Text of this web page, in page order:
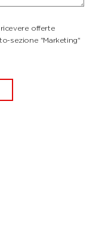
offerte
sezione "Marketing"